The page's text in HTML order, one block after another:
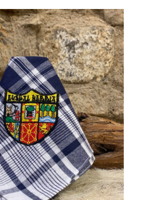
24,00€
AL CARRITO